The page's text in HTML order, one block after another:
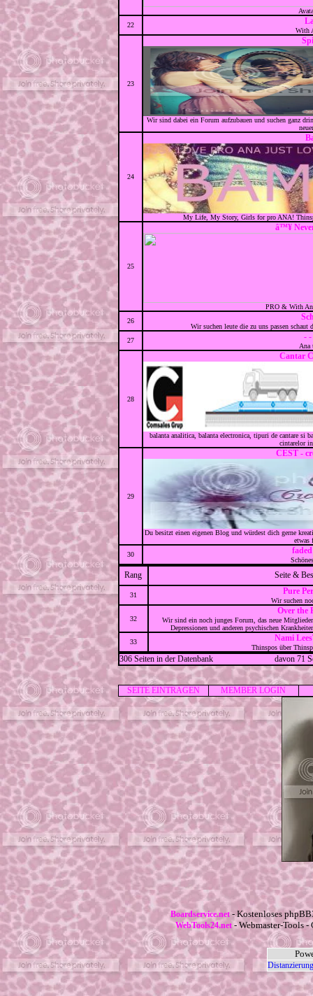
22
With
23
Wir sind dabei ein Forum aufzubauen und suchen ganz
24
My Life, My Story, Girls for pro ANA!
25
â™¥
PRO & With
26
Wir suchen leute die zu uns passen
27
-
Ana
28
Cantar
balanta analitica, balanta electronica, tipuri de cantare si
cintarelor
29
CEST -
Du besitzt einen eigenen Blog und würdest dich gerne
etwas
30
Rang Seite &
31 Pure
Wir suchen
32
Over the
Wir sind ein noch junges Forum, das neue
Depressionen und anderen psychischen
33
Nami
Thinspos über
306 Seiten in der Datenbank davon 71
SEITE EINTRAGEN MEMBER LOGIN
Boardservice.net- Kostenloses
WebTools24.net- Webmaster-Tools -